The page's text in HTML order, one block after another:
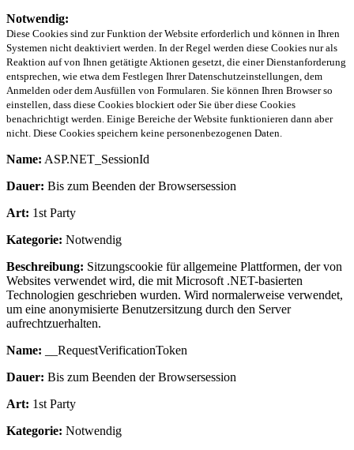
Notwendig:
Diese Cookies sind zur Funktion der Website erforderlich und können in Ihren
Systemen nicht deaktiviert werden. In der Regel werden diese Cookies nur als
Reaktion auf von Ihnen getätigte Aktionen gesetzt, die einer Dienstanforderung
entsprechen, wie etwa dem Festlegen Ihrer Datenschutzeinstellungen, dem
Anmelden oder dem Ausfüllen von Formularen. Sie können Ihren Browser so
einstellen, dass diese Cookies blockiert oder Sie über diese Cookies
benachrichtigt werden. Einige Bereiche der Website funktionieren dann aber
nicht. Diese Cookies speichern keine personenbezogenen Daten.
Name: ASP.NET_SessionId
Dauer: Bis zum Beenden der Browsersession
Art: 1st Party
Kategorie: Notwendig
Beschreibung: Sitzungscookie für allgemeine Plattformen, der von
Websites verwendet wird, die mit Microsoft .NET-basierten
Technologien geschrieben wurden. Wird normalerweise verwendet,
um eine anonymisierte Benutzersitzung durch den Server
aufrechtzuerhalten.
Name: __RequestVerificationToken
Dauer: Bis zum Beenden der Browsersession
Art: 1st Party
Kategorie: Notwendig